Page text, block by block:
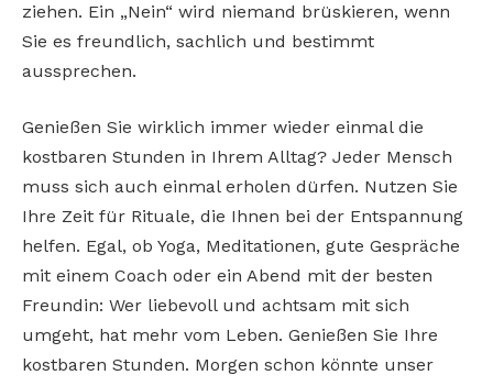
ziehen. Ein „Nein“ wird niemand brüskieren, wenn
Sie es freundlich, sachlich und bestimmt
aussprechen.
Genießen Sie wirklich immer wieder einmal die
kostbaren Stunden in Ihrem Alltag? Jeder Mensch
muss sich auch einmal erholen dürfen. Nutzen Sie
Ihre Zeit für Rituale, die Ihnen bei der Entspannung
helfen. Egal, ob Yoga, Meditationen, gute Gespräche
mit einem Coach oder ein Abend mit der besten
Freundin: Wer liebevoll und achtsam mit sich
umgeht, hat mehr vom Leben. Genießen Sie Ihre
kostbaren Stunden. Morgen schon könnte unser